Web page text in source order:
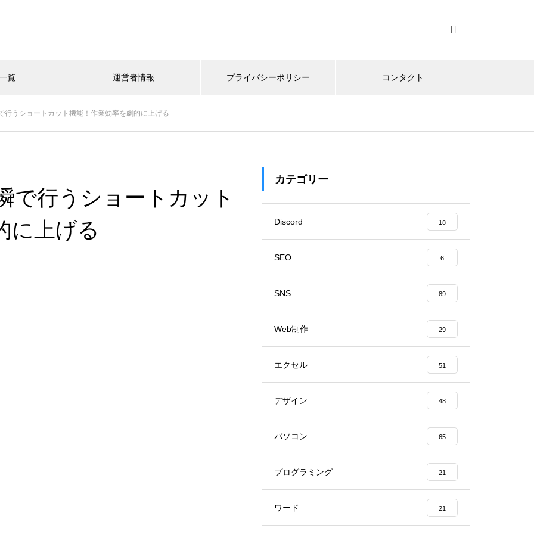
覧 運営者情報 プライバシーポリシー コンタクト
行うショートカット機能！作業効率を劇的に上げる
で行うショートカット
に上げる
カテゴリー
Discord 18
SEO 6
SNS 89
Web制作 29
エクセル 51
デザイン 48
パソコン 65
プログラミング 21
ワード 21